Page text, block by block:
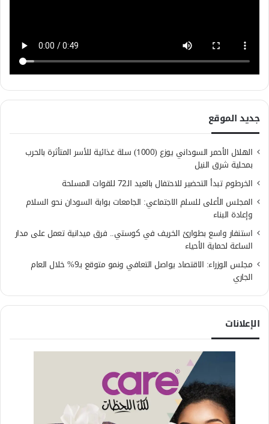
جديد الموقع
الهلال الأحمر السوداني يوزع (1000) سلة غذائية للأسر المتأثرة بالحرب
بمحلية شرق النيل
الخرطوم تبدأ التحضير للاحتفال بالعيد الـ72 للقوات المسلحة
المجلس الأعلى للسلم الاجتماعي: الجامعات بوابة السودان نحو السلام
وإعادة البناء
استنفار واسع بطوارئ الخريف في كوستي.. فرق ميدانية تعمل على مدار
الساعة لحماية الأحياء
مجلس الوزراء: الاقتصاد يواصل التعافي ونمو متوقع بـ9% خلال العام
الجاري
الإعلانات